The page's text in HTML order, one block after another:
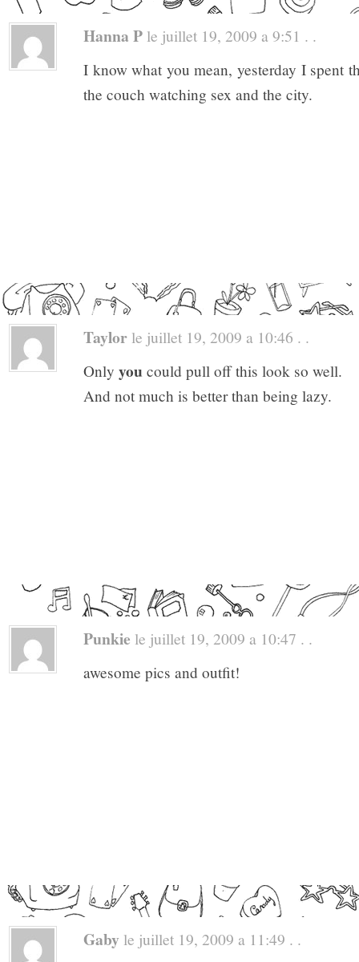
Hanna P le juillet 19, 2009 a 9:51 . .
I know what you mean, yesterday I spent
the couch watching sex and the city.
Taylor le juillet 19, 2009 a 10:46 . .
Only you could pull off this look so well.
And not much is better than being lazy.
Punkie le juillet 19, 2009 a 10:47 . .
awesome pics and outfit!
Gaby le juillet 19, 2009 a 11:49 . .